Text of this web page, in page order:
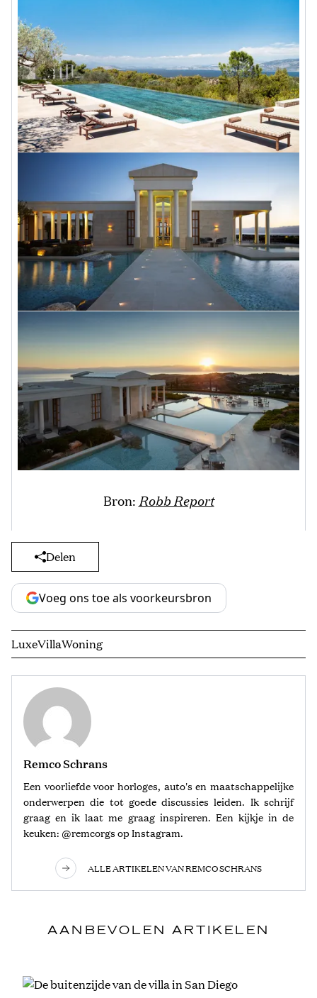
Bron: Robb Report
Delen
Voeg ons toe als voorkeursbron
LuxeVillaWoning
Remco Schrans
Een voorliefde voor horloges, auto's en maatschappelijke
onderwerpen die tot goede discussies leiden. Ik schrijf
graag en ik laat me graag inspireren. Een kijkje in de
keuken: @remcorgs op Instagram.
ALLE ARTIKELEN VAN REMCO SCHRANS
AANBEVOLEN ARTIKELEN